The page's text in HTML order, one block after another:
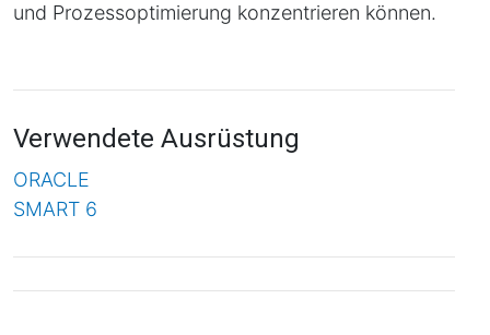
und Prozessoptimierung konzentrieren können.
Verwendete Ausrüstung
ORACLE
SMART 6